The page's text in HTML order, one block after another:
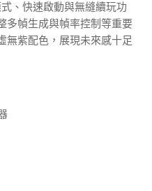
、快速啟動與無縫續玩功
多幀生成與幀率控制等重要
無紫配色，展現未來感十足